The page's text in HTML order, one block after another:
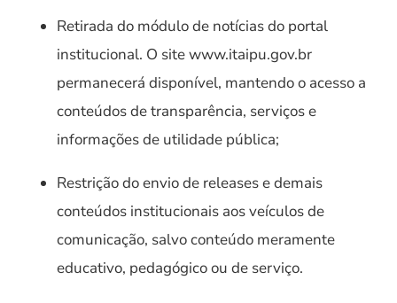
Retirada do módulo de notícias do portal
institucional. O site www.itaipu.gov.br
permanecerá disponível, mantendo o acesso a
conteúdos de transparência, serviços e
informações de utilidade pública;
Restrição do envio de releases e demais
conteúdos institucionais aos veículos de
comunicação, salvo conteúdo meramente
educativo, pedagógico ou de serviço.